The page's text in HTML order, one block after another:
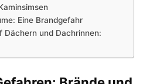
Eine Brandgefahr
Dächern und Dachrinnen: